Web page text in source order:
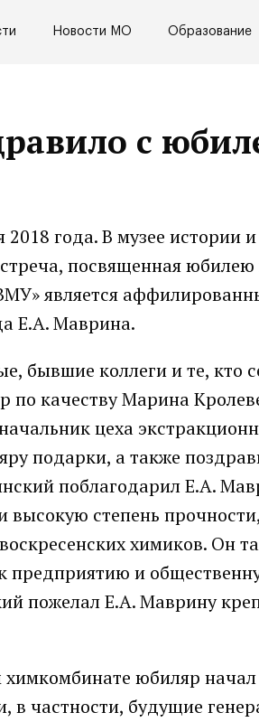
Новости МО Образование
с
2018 года. В музее истории
посвященная
является
Е.А. Маврина.
бывшие коллеги и те, кто
по качеству Марина
цеха
подарки, а также
поблагодарил Е.А.
степень
химиков. Он
предприятию и
пожелал Е.А. Маврину
юбиляр
частности, будущие